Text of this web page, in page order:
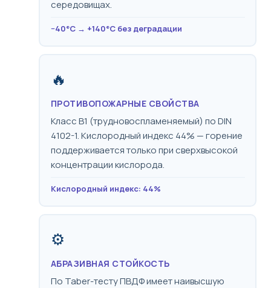
середовищах.
−40°C → +140°C без деградации
🔥
ПРОТИВОПОЖАРНЫЕ СВОЙСТВА
Класс B1 (трудновоспламеняемый) по DIN
4102-1. Кислородный индекс 44% — горение
поддерживается только при сверхвысокой
концентрации кислорода.
Кислородный индекс: 44%
⚙️
АБРАЗИВНАЯ СТОЙКОСТЬ
По Taber-тесту ПВДФ имеет наивысшую